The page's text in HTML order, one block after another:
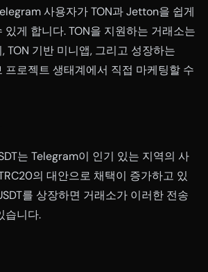
사용자가 TON과 Jetton을 쉽게
있게 합니다. TON을 지원하는 거래소는
TON 기반 미니앱, 그리고 성장하는
프로젝트 생태계에서 직접 마케팅할 수
는 Telegram이 인기 있는 지역의 사
의 대안으로 채택이 증가하고 있
를 상장하면 거래소가 이러한 전송
습니다.